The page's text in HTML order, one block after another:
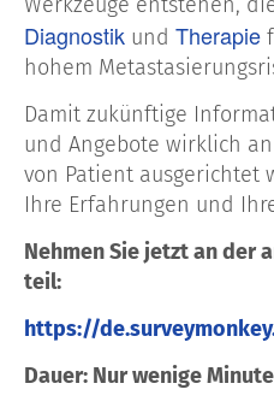
Diagnostik und Therapie
hohem
Damit zukünftige
und Angebote wirklich
von Patient ausgerichtet
Ihre Erfahrungen und
Nehmen Sie jetzt an der
teil:
https://
Dauer: Nur wenige